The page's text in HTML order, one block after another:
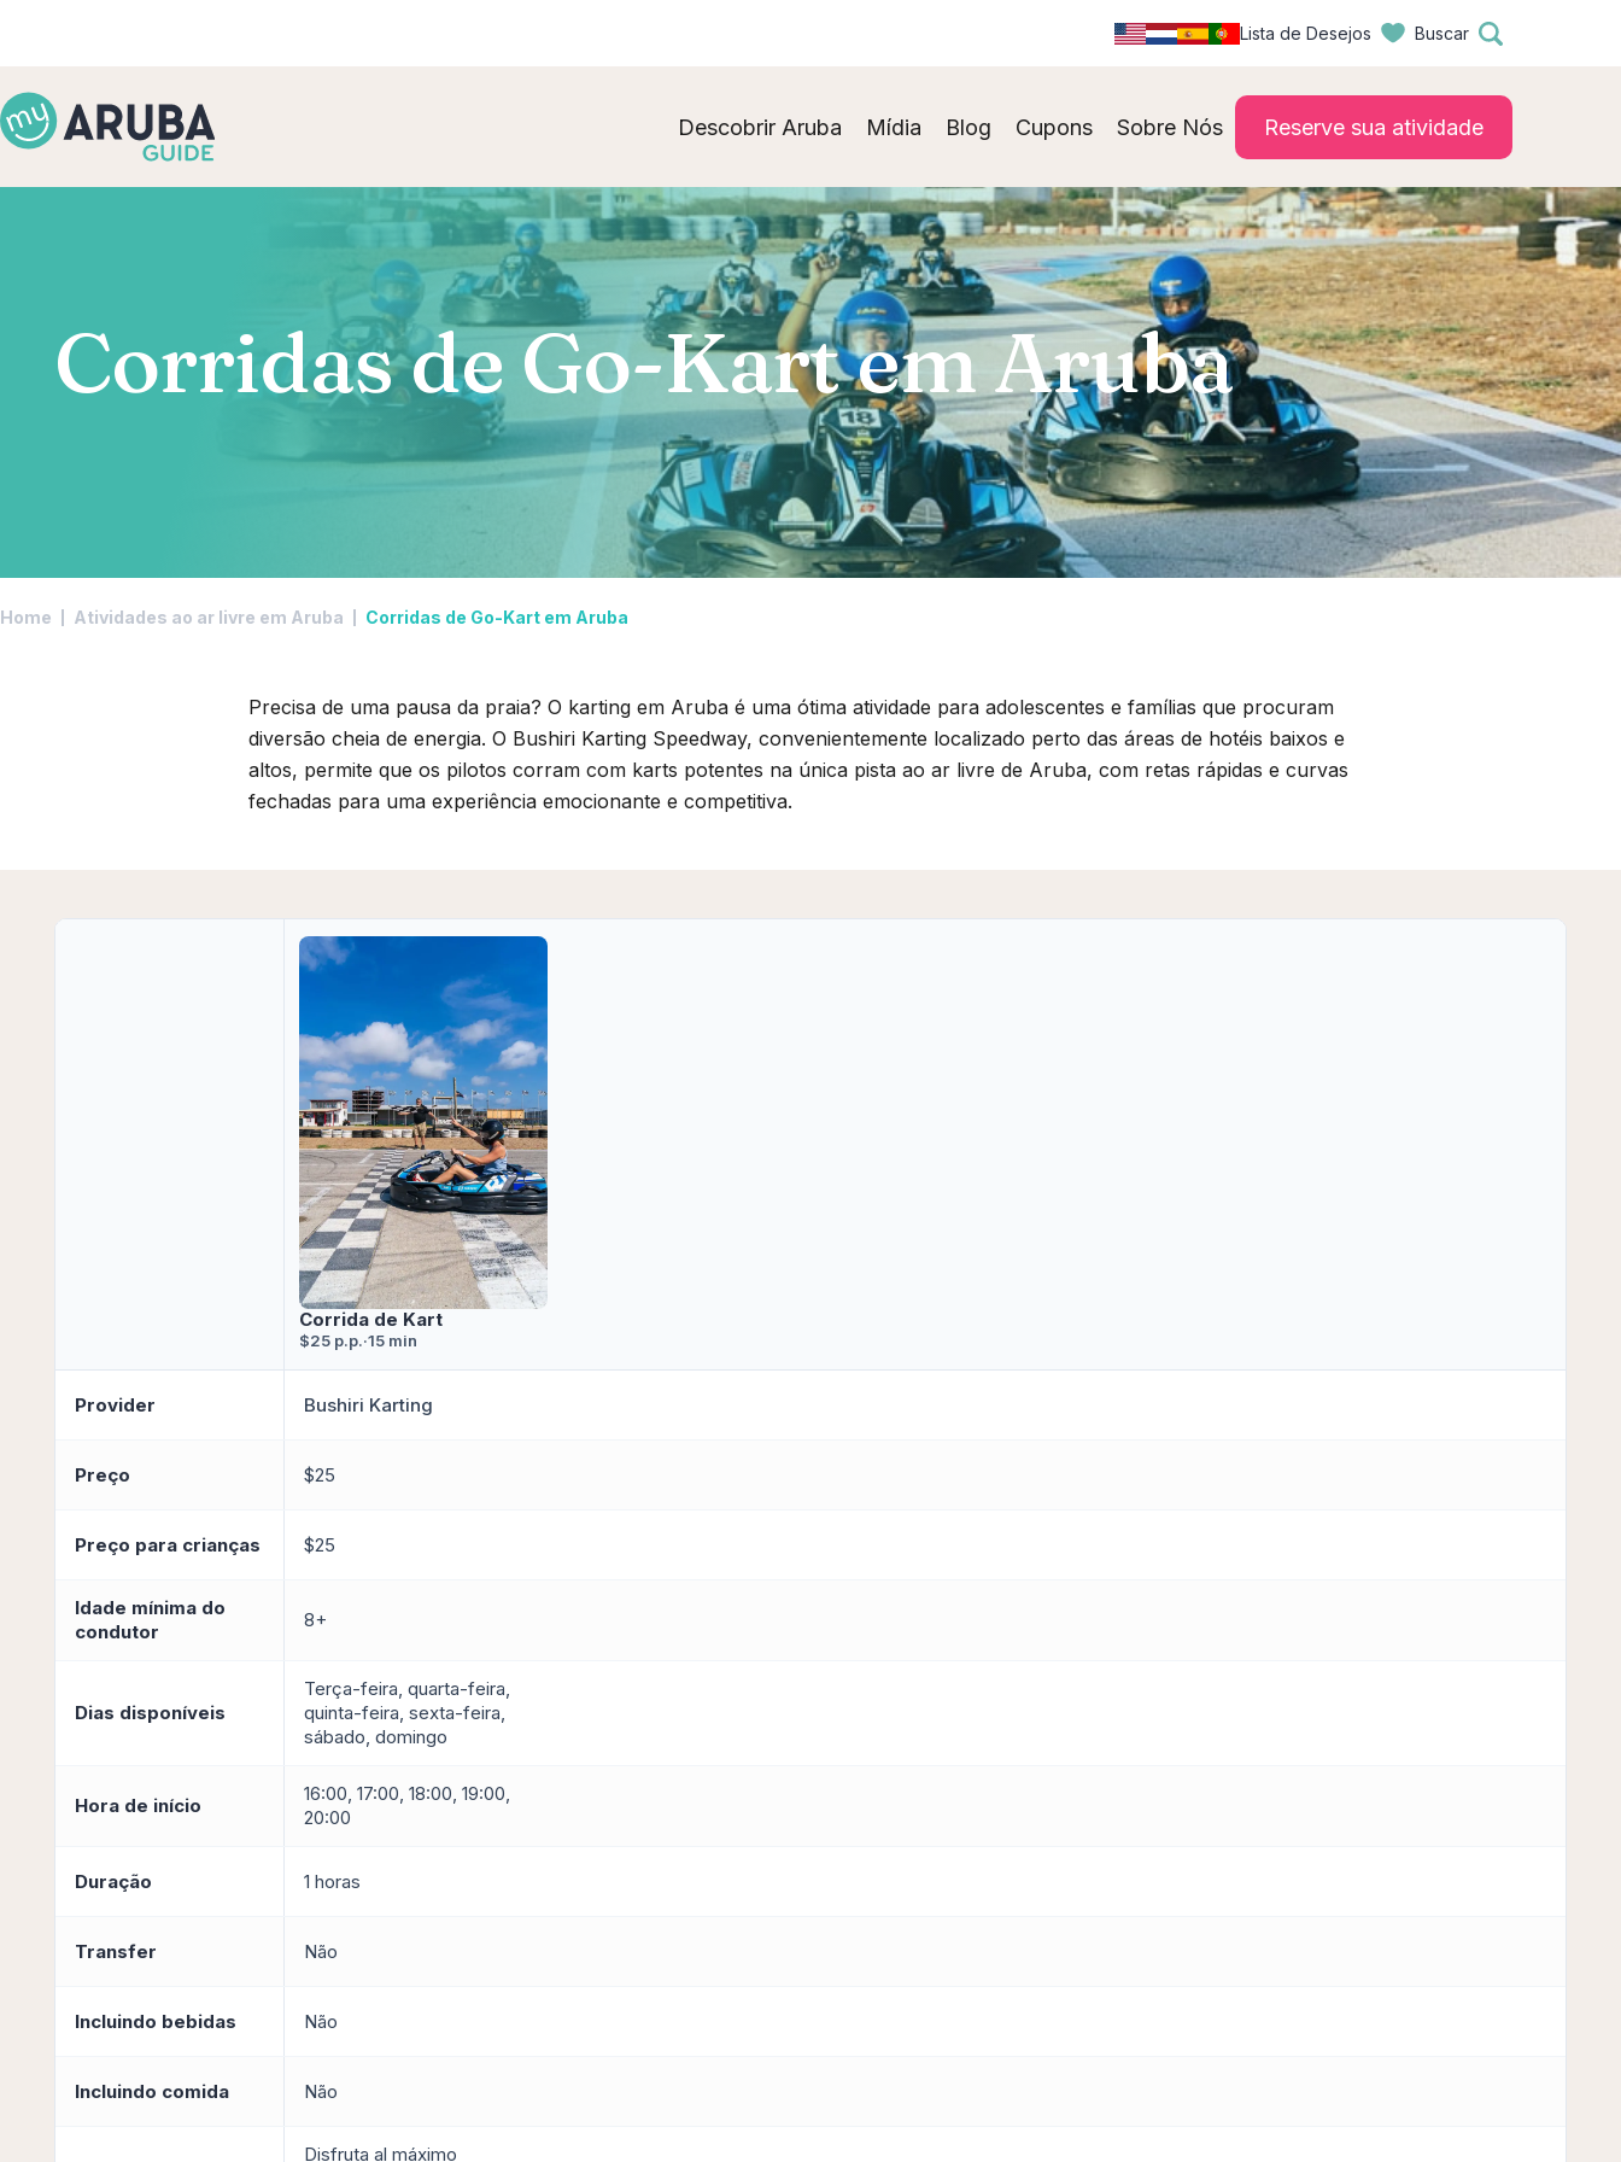
Lista de Desejos Buscar
Descobrir Aruba Mídia Blog Cupons Sobre Nós Reserve sua atividade
Corridas de Go-Kart em Aruba
Home Atividades ao ar livre em Aruba Corridas de Go-Kart em Aruba
Precisa de uma pausa da praia? O karting em Aruba é uma ótima atividade para adolescentes e famílias que procuram
diversão cheia de energia. O Bushiri Karting Speedway, convenientemente localizado perto das áreas de hotéis baixos e
altos, permite que os pilotos corram com karts potentes na única pista ao ar livre de Aruba, com retas rápidas e curvas
fechadas para uma experiência emocionante e competitiva.
Corrida de Kart
$25 p.p.·15 min
Provider Bushiri Karting
Preço $25
Preço para crianças $25
Idade mínima do
condutor
8+
Dias disponíveis
Terça-feira, quarta-feira,
quinta-feira, sexta-feira,
sábado, domingo
Hora de início
16:00, 17:00, 18:00, 19:00,
20:00
Duração 1 horas
Transfer Não
Incluindo bebidas Não
Incluindo comida Não
Disfruta al máximo